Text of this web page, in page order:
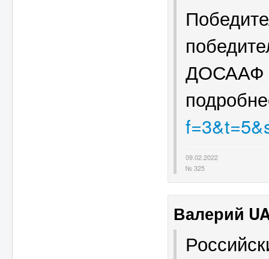
ДОСААФ
09.02.2022
№ 325
Валерий